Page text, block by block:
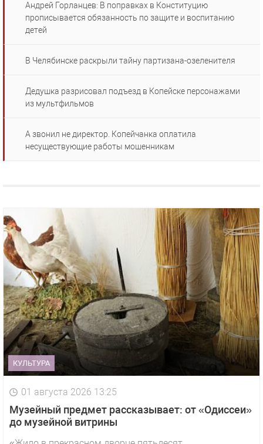
Андрей Горланцев: В поправках в Конституцию
прописывается обязанность по защите и воспитанию
детей
В Челябинске раскрыли тайну партизана-озеленителя
Дедушка разрисовал подъезд в Копейске персонажами
из мультфильмов
А звонил не директор. Копейчанка оплатила
несуществующие работы мошенникам
КУЛЬТУРА
01 августа 2026 13:25
Музейный предмет рассказывает: от «Одиссеи»
до музейной витрины